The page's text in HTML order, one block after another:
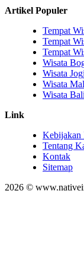
Artikel Populer
Tempat
Tempat
Tempat
Wisata
Wisata
Wisata
Wisata Bali
Link
Kebijakan
Tentang
Kontak
Sitemap
2026 ©